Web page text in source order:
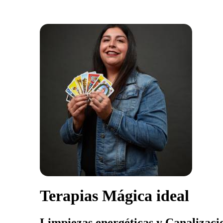
Terapias Mágica ideal